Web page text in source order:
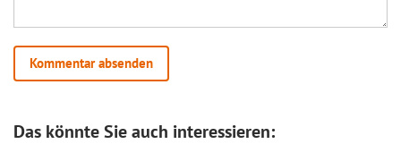
Das könnte Sie auch interessieren: